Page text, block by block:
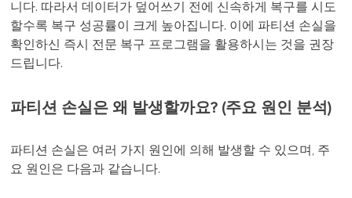
니다. 따라서 데이터가 덮어쓰기 전에 신속하게 복구를 시도
할수록 복구 성공률이 크게 높아집니다. 이에 파티션 손실을
확인하신 즉시 전문 복구 프로그램을 활용하시는 것을 권장
드립니다.
파티션 손실은 왜 발생할까요? (주요 원인 분석)
파티션 손실은 여러 가지 원인에 의해 발생할 수 있으며, 주
요 원인은 다음과 같습니다.